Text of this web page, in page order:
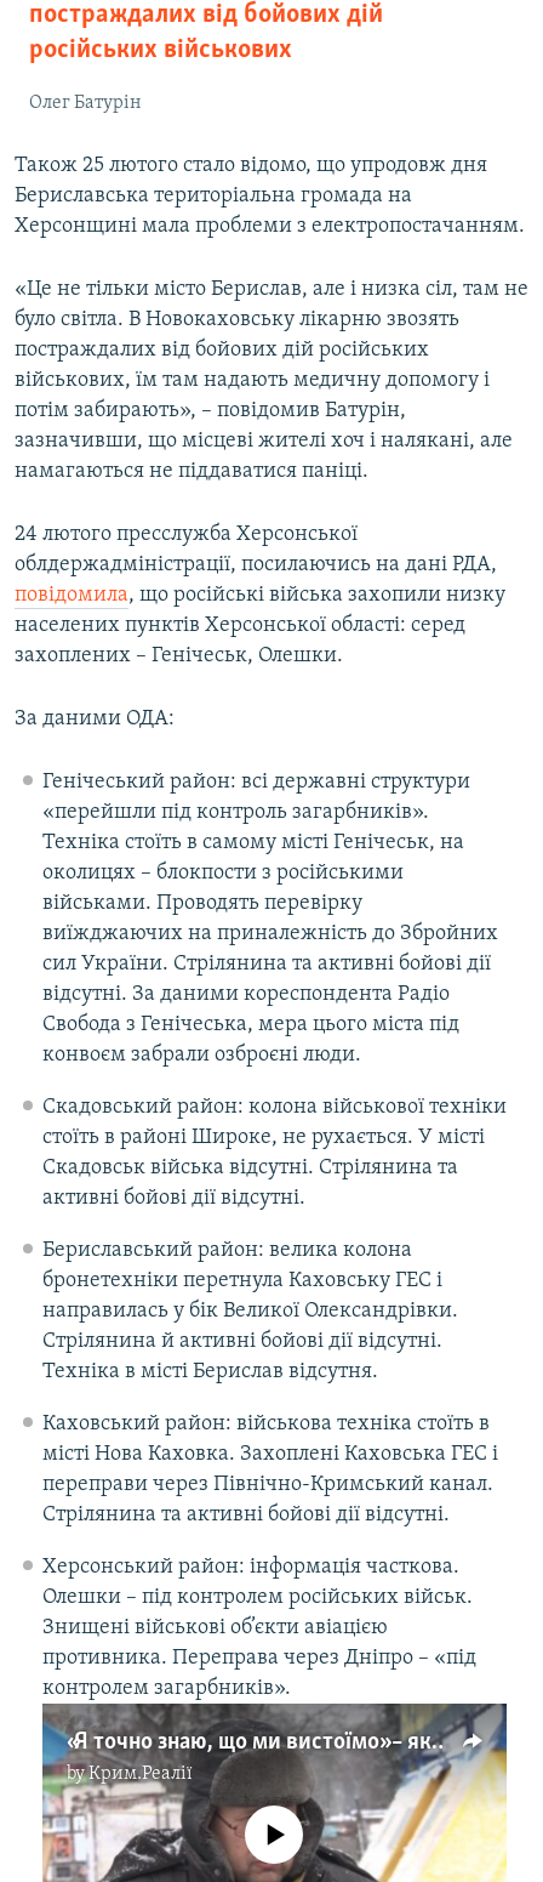
l
i
d
i
постраждалих від бойових дій
російських військових
Олег Батурін
Також 25 лютого стало відомо, що упродовж дня
Бериславська територіальна громада на
Херсонщині мала проблеми з електропостачанням.
«Це не тільки місто Берислав, але і низка сіл, там не
було світла. В Новокаховську лікарню звозять
постраждалих від бойових дій російських
військових, їм там надають медичну допомогу і
потім забирають», – повідомив Батурін,
зазначивши, що місцеві жителі хоч і налякані, але
намагаються не піддаватися паніці.
24 лютого пресслужба Херсонської
облдержадміністрації, посилаючись на дані РДА,
повідомила, що російські війська захопили низку
населених пунктів Херсонської області: серед
захоплених – Генічеськ, Олешки.
За даними ОДА:
Генічеський район: всі державні структури
«перейшли під контроль загарбників».
Техніка стоїть в самому місті Генічеськ, на
околицях – блокпости з російськими
військами. Проводять перевірку
виїжджаючих на приналежність до Збройних
сил України. Стрілянина та активні бойові дії
відсутні. За даними кореспондента Радіо
Свобода з Генічеська, мера цього міста під
конвоєм забрали озброєні люди.
Скадовський район: колона військової техніки
стоїть в районі Широке, не рухається. У місті
Скадовськ війська відсутні. Стрілянина та
активні бойові дії відсутні.
Бериславський район: велика колона
бронетехніки перетнула Каховську ГЕС і
направилась у бік Великої Олександрівки.
Стрілянина й активні бойові дії відсутні.
Техніка в місті Берислав відсутня.
Каховський район: військова техніка стоїть в
місті Нова Каховка. Захоплені Каховська ГЕС і
переправи через Північно-Кримський канал.
Стрілянина та активні бойові дії відсутні.
Херсонський район: інформація часткова.
Олешки – під контролем російських військ.
Знищені військові об’єкти авіацією
противника. Переправа через Дніпро – «під
контролем загарбників».
«Я точно знаю, що ми вистоїмо» – яка зараз ситуація у Харкові (відео)
byКрим.Реалії
No media source currently available